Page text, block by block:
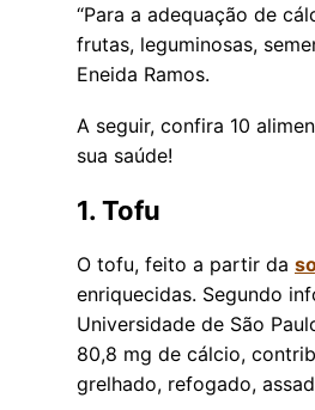
“Para a adequação de
frutas, leguminosas,
Eneida Ramos.
A seguir, confira 10
sua saúde!
1. Tofu
O tofu, feito a partir da
enriquecidas. Segundo
Universidade de São
80,8 mg de cálcio,
grelhado, refogado,